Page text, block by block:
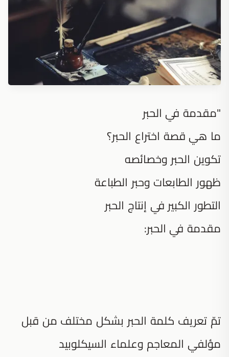
"مقدمة في الحبر
ما هي قصة اختراع الحبر؟
تكوين الحبر وخصائصه
ظهور الطابعات وحبر الطباعة
التطور الكبير في إنتاج الحبر
مقدمة في الحبر:
تمّ تعريف كلمة الحبر بشكل مختلف من قبل
مؤلفي المعاجم وعلماء السيكلوبيد